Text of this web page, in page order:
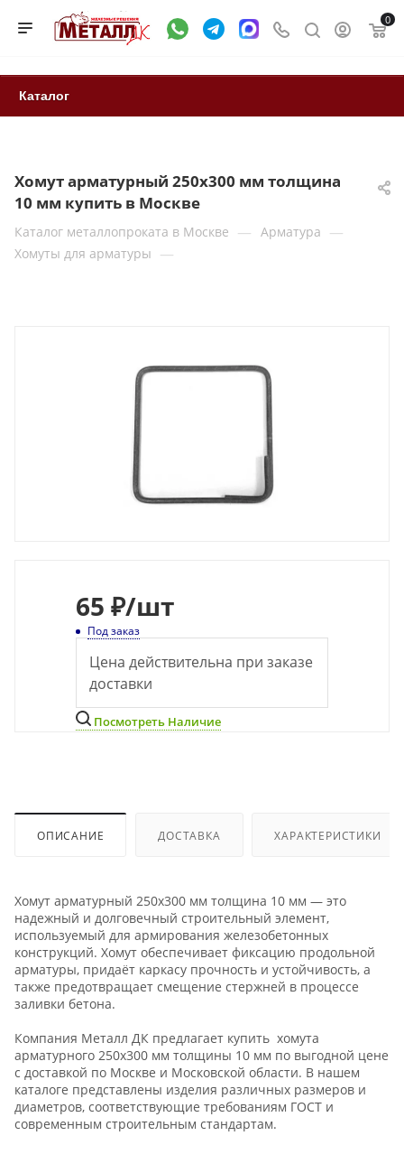
0
Каталог
Хомут арматурный 250х300 мм толщина
10 мм купить в Москве
Каталог металлопроката в Москве — Арматура —
Хомуты для арматуры —
65 ₽/шт
Под заказ
Цена действительна при заказе
доставки
Посмотреть Наличие
ОПИСАНИЕ ДОСТАВКА ХАРАКТЕРИСТИКИ
Хомут арматурный 250х300 мм толщина 10 мм — это
надежный и долговечный строительный элемент,
используемый для армирования железобетонных
конструкций. Хомут обеспечивает фиксацию продольной
арматуры, придаёт каркасу прочность и устойчивость, а
также предотвращает смещение стержней в процессе
заливки бетона.
Компания Металл ДК предлагает купить хомута
арматурного 250х300 мм толщины 10 мм по выгодной цене
с доставкой по Москве и Московской области. В нашем
каталоге представлены изделия различных размеров и
диаметров, соответствующие требованиям ГОСТ и
современным строительным стандартам.